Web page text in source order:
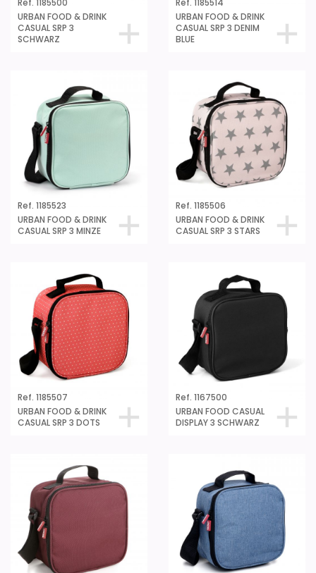
Ref. 1185500
URBAN FOOD & DRINK
CASUAL SRP 3
SCHWARZ
Ref. 1185514
URBAN FOOD & DRINK
CASUAL SRP 3 DENIM
BLUE
Ref. 1185523
URBAN FOOD & DRINK
CASUAL SRP 3 MINZE
Ref. 1185506
URBAN FOOD & DRINK
CASUAL SRP 3 STARS
Ref. 1185507
URBAN FOOD & DRINK
CASUAL SRP 3 DOTS
Ref. 1167500
URBAN FOOD CASUAL
DISPLAY 3 SCHWARZ